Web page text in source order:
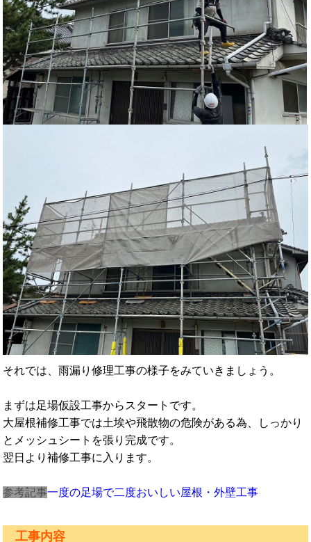
それでは、雨漏り修理工事の様子をみていきましょう。
まずは足場仮設工事からスタートです。
大屋根補修工事では土埃や飛散物の危険がある為、しっかり
とメッシュシートを張り完成です。
翌日より補修工事に入ります。
参考記事一度の足場で二度おいしい屋根・外壁工事
工事内容